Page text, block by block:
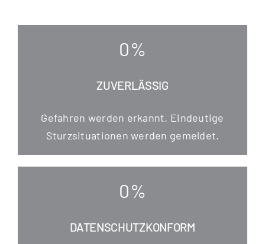
0%
ZUVERLÄSSIG
Gefah­ren wer­den erkannt. Ein­deu­ti­ge
Sturz­si­tua­tio­nen wer­den gemeldet.
0%
DATENSCHUTZKONFORM